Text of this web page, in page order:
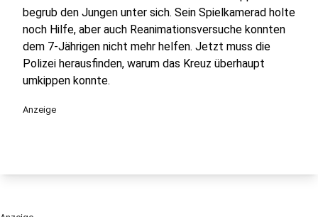
begrub den Jungen unter sich. Sein Spielkamerad holte
noch Hilfe, aber auch Reanimationsversuche konnten
dem 7-Jährigen nicht mehr helfen. Jetzt muss die
Polizei herausfinden, warum das Kreuz überhaupt
umkippen konnte.
Anzeige